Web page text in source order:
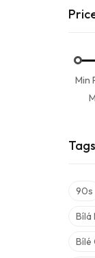
Min
Tags
90s
Bílá
Bílé